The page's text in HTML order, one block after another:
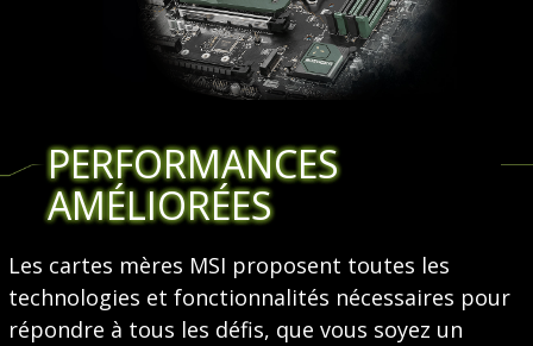
PERFORMANCES
AMÉLIORÉES
Les cartes mères MSI proposent toutes les
technologies et fonctionnalités nécessaires pour
répondre à tous les défis, que vous soyez un